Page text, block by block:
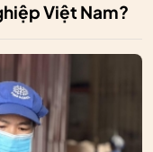
Việt Nam?